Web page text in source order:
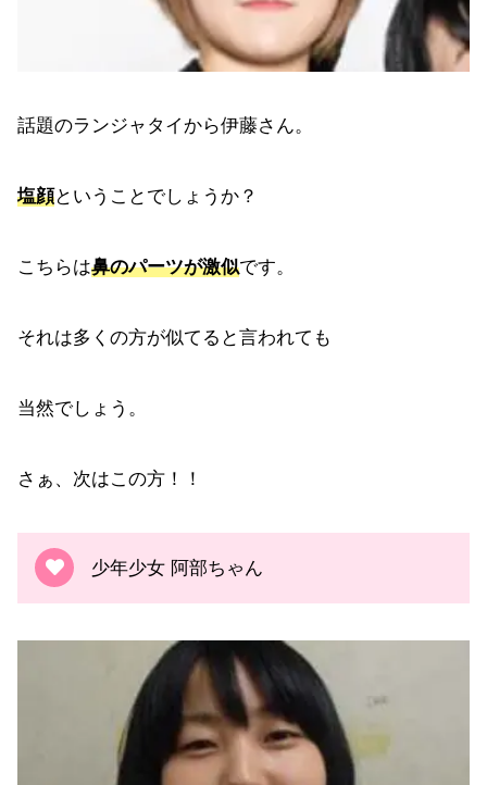
話題のランジャタイから伊藤さん。
塩顔ということでしょうか？
こちらは鼻のパーツが激似です。
それは多くの方が似てると言われても
当然でしょう。
さぁ、次はこの方！！
少年少女 阿部ちゃん